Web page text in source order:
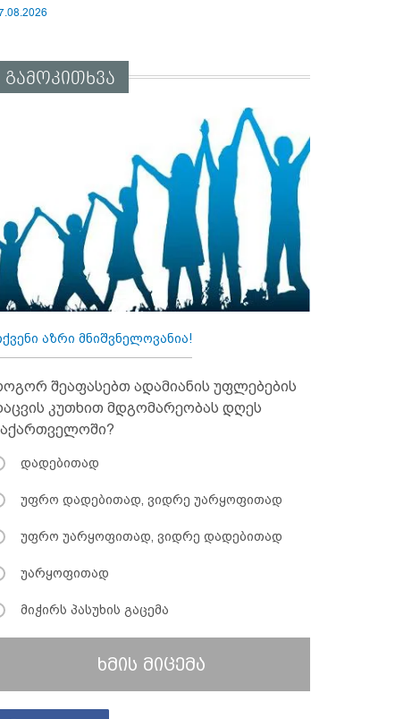
გამოკითხვა
აზრი მნიშვნელოვანია!
შეაფასებთ ადამიანის უფლებების
კუთხით მდგომარეობას დღეს
დადებითად
უფრო დადებითად, ვიდრე უარყოფითად
უფრო უარყოფითად, ვიდრე დადებითად
უარყოფითად
მიჭირს პასუხის გაცემა
ხმის მიცემა